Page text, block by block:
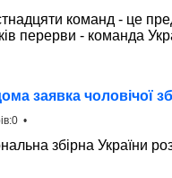
команд - це
перерви - команда
заявка чоловічої
•
збірна України